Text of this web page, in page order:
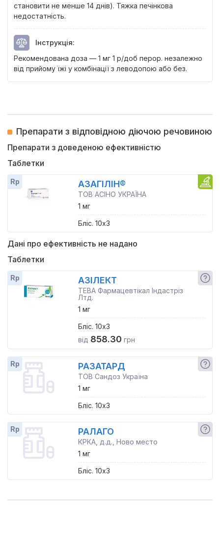
становити не менше 14 днів). Тяжка печінкова
недостатність.
Інструкція:
Рекомендована доза — 1 мг 1 р/доб перор. незалежно
від прийому їжі у комбінації з леводопою або без.
Препарати з відповідною діючою речовиною
Препарати з доведеною ефективністю
Таблетки
Rp АЗАГІЛІН®
ТОВ АСІНО УКРАЇНА
1 мг
Бліс. 10x3
Дані про ефективність не надано
Таблетки
Rp АЗІЛЕКТ
ТЕВА Фармацевтікал Індастріз
Лтд.
1 мг
Бліс. 10x3
від 858.30 грн
Rp РАЗАТАРД
ТОВ Сандоз Україна
1 мг
Бліс. 10x3
Rp РАЛАГО
КРКА, д.д., Ново место
1 мг
Бліс. 10x3